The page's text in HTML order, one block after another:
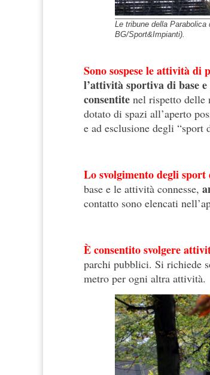
Le tribune della
BG/Sport&Impianti).
Sono sospese le attività
l’attività sportiva di base
consentite nel rispetto delle
dotato di spazi all’aperto
e ad esclusione degli “sport
Lo svolgimento degli sport
base e le attività connesse,
contatto sono elencati
È consentito svolgere
parchi pubblici. Si richiede
metro per ogni altra attività.